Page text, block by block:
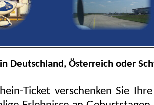
Deutschland, Österreich oder
Ticket verschenken Sie